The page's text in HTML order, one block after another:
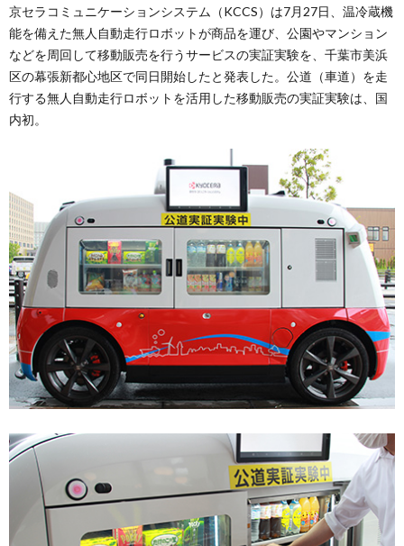
京セラコミュニケーションシステム（KCCS）は7月27日、温冷蔵機
能を備えた無人自動走行ロボットが商品を運び、公園やマンション
などを周回して移動販売を行うサービスの実証実験を、千葉市美浜
区の幕張新都心地区で同日開始したと発表した。公道（車道）を走
行する無人自動走行ロボットを活用した移動販売の実証実験は、国
内初。